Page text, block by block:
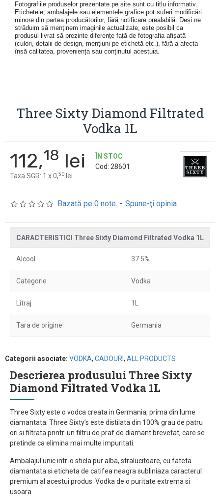
Fotografiile produselor prezentate pe site sunt cu titlu informativ.
Etichetele, ambalajele sau elementele grafice pot suferi modificări
minore din partea producătorilor, fără notificare prealabilă. Deși ne
străduim să menținem imaginile actualizate, este posibil ca
produsul livrat să prezinte diferențe față de fotografia afișată
(culori, detalii de design, mențiuni pe etichetă etc.), fără a afecta
însă calitatea, proveniența sau conținutul acestuia.
Three Sixty Diamond Filtrated
Vodka 1L
Bazată pe 0 note. - Spune-ţi opinia
112,18 lei
Taxa SGR: 1 x 0,50 lei
ÎN STOC
Cod: 28601
CARACTERISTICI Three Sixty Diamond Filtrated Vodka 1L
Alcool 37.5%
Categorie Vodka
Litraj 1L
Tara de origine Germania
Categorii asociate: VODKA, CADOURI, ALL PRODUCTS
Descrierea produsului Three Sixty
Diamond Filtrated Vodka 1L
Three Sixty este o vodca creata in Germania, prima din lume
diamantata. Three Sixty’s este distilata din 100% grau de patru
ori si filtrata printr-un filtru de praf de diamant brevetat, care se
pretinde ca elimina mai multe impuritati.
Ambalajul unic intr-o sticla pur alba, stralucitoare, cu fateta
diamantata si eticheta de catifea neagra subliniaza caracterul
premium al acestui produs. Vodka de o puritate extrema si
usoara.